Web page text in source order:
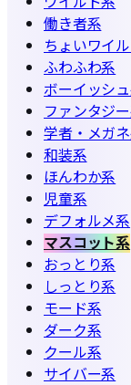
働き者系
ちょいワイ
ふわふわ系
ボーイッシ
ファンタジ
学者・メガ
和装系
ほんわか系
児童系
デフォルメ系
マスコット系
おっとり系
しっとり系
モード系
ダーク系
クール系
サイバー系